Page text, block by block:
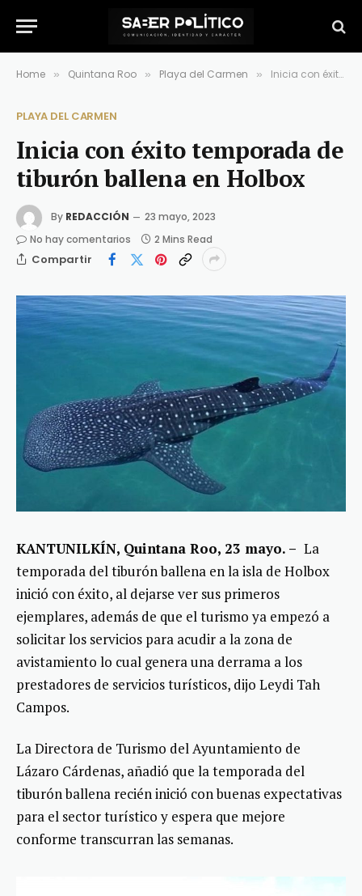
Home » Quintana Roo » Playa del Carmen » Inicia con éxito temporada de tiburón ballena en Holbox
PLAYA DEL CARMEN
Inicia con éxito temporada de
tiburón ballena en Holbox
By REDACCIÓN
23 mayo, 2023
No hay comentarios
2 Mins Read
Compartir
KANTUNILKÍN, Quintana Roo, 23 mayo. – La
temporada del tiburón ballena en la isla de Holbox
inició con éxito, al dejarse ver sus primeros
ejemplares, además de que el turismo ya empezó a
solicitar los servicios para acudir a la zona de
avistamiento lo cual genera una derrama a los
prestadores de servicios turísticos, dijo Leydi Tah
Campos.
La Directora de Turismo del Ayuntamiento de
Lázaro Cárdenas, añadió que la temporada del
tiburón ballena recién inició con buenas expectativas
para el sector turístico y espera que mejore
conforme transcurran las semanas.